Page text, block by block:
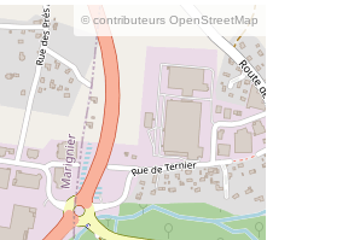
© contributeurs OpenStreetMap